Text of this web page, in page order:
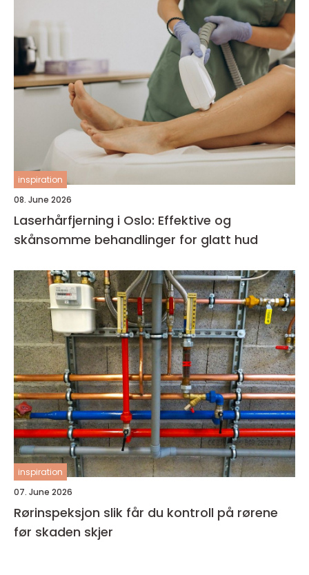
inspiration
08. June 2026
Laserhårfjerning i Oslo: Effektive og
skånsomme behandlinger for glatt hud
inspiration
07. June 2026
Rørinspeksjon slik får du kontroll på rørene
før skaden skjer